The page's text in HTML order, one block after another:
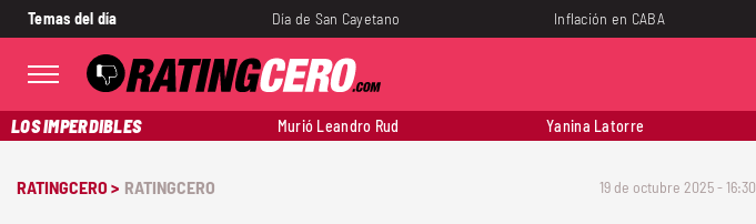
Temas del día Día de San Cayetano Inflación en CABA
LOS IMPERDIBLES Murió Leandro Rud Yanina Latorre
RATINGCERO > RATINGCERO 19 de octubre 2025 - 16:30